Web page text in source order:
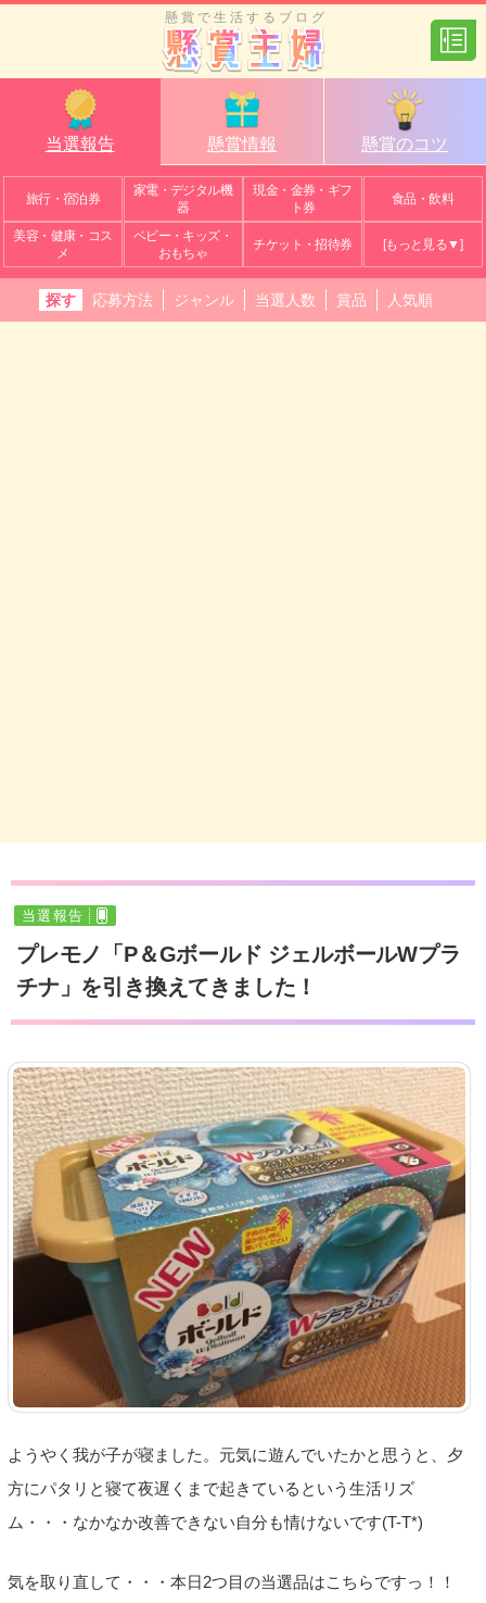
懸賞で生活するブログ
当選報告 懸賞情報 懸賞のコツ
旅行・宿泊券
家電・デジタル機
器
現金・金券・ギフ
ト券
食品・飲料
美容・健康・コス
メ
ベビー・キッズ・
おもちゃ
チケット・招待券 [もっと見る▼]
探す 応募方法 ジャンル 当選人数 賞品 人気順
当選報告
プレモノ「P＆Gボールド ジェルボールWプラ
チナ」を引き換えてきました！
ようやく我が子が寝ました。元気に遊んでいたかと思うと、夕
方にパタリと寝て夜遅くまで起きているという生活リズ
ム・・・なかなか改善できない自分も情けないです(T-T*)
気を取り直して・・・本日2つ目の当選品はこちらですっ！！